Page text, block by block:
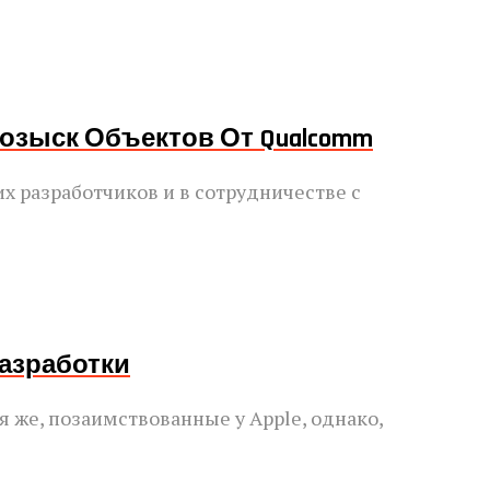
Объектов От Qualcomm
и в сотрудничестве с
же, позаимствованные у Apple, однако,